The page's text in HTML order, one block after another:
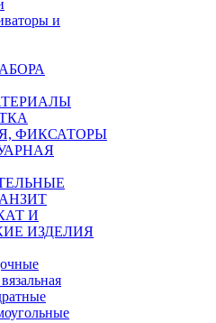
и
ФИКСАТОРЫ
И
ИЗДЕЛИЯ